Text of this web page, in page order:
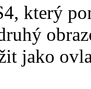
který
jako